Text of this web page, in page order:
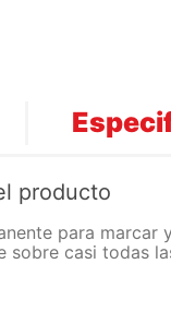
producto
para
sobre casi todas